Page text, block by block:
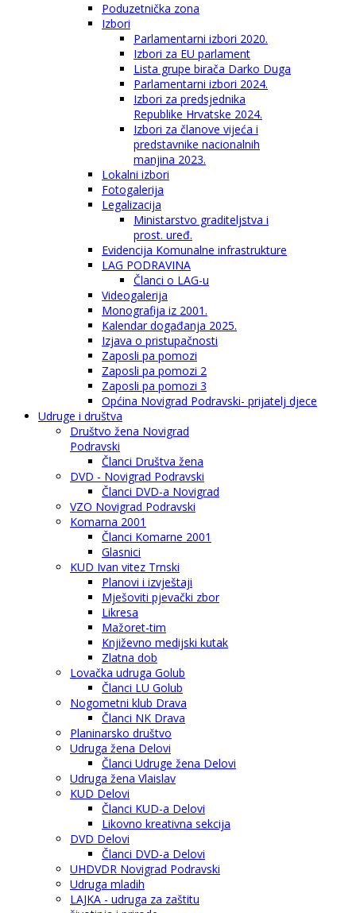
Poduzetnička zona
Izbori
Parlamentarni izbori 2020.
Izbori za EU parlament
Lista grupe birača Darko Duga
Parlamentarni izbori 2024.
Izbori za predsjednika
Republike Hrvatske 2024.
Izbori za članove vijeća i
predstavnike nacionalnih
manjina 2023.
Lokalni izbori
Fotogalerija
Legalizacija
Ministarstvo graditeljstva i
prost. uređ.
Evidencija Komunalne infrastrukture
LAG PODRAVINA
Članci o LAG-u
Videogalerija
Monografija iz 2001.
Kalendar događanja 2025.
Izjava o pristupačnosti
Zaposli pa pomozi
Zaposli pa pomozi 2
Zaposli pa pomozi 3
Općina Novigrad Podravski- prijatelj djece
Udruge i društva
Društvo žena Novigrad
Podravski
Članci Društva žena
DVD - Novigrad Podravski
Članci DVD-a Novigrad
VZO Novigrad Podravski
Komarna 2001
Članci Komarne 2001
Glasnici
KUD Ivan vitez Trnski
Planovi i izvještaji
Mješoviti pjevački zbor
Likresa
Mažoret-tim
Književno medijski kutak
Zlatna dob
Lovačka udruga Golub
Članci LU Golub
Nogometni klub Drava
Članci NK Drava
Planinarsko društvo
Udruga žena Delovi
Članci Udruge žena Delovi
Udruga žena Vlaislav
KUD Delovi
Članci KUD-a Delovi
Likovno kreativna sekcija
DVD Delovi
Članci DVD-a Delovi
UHDVDR Novigrad Podravski
Udruga mladih
LAJKA - udruga za zaštitu